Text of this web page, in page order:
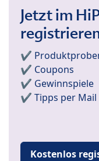
Jetzt im
✔️
✔️ Coupons
✔️ Gewinnspiele
✔️ Tipps per Mail
Kostenlos